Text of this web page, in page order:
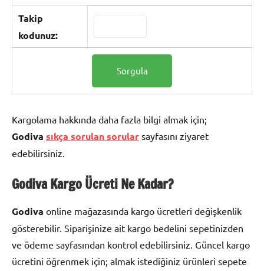
Takip
kodunuz:
Kargolama hakkında daha fazla bilgi almak için;
Godiva sıkça sorulan sorular sayfasını ziyaret
edebilirsiniz.
Godiva KargoÜcreti Ne Kadar?
Godiva online mağazasında kargo ücretleri değişkenlik
gösterebilir. Siparişinize ait kargo bedelini sepetinizden
ve ödeme sayfasından kontrol edebilirsiniz. Güncel kargo
ücretini öğrenmek için; almak istediğiniz ürünleri sepete